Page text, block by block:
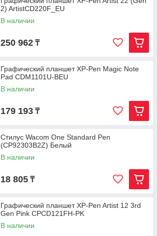
2) ArtistCD220F_EU
В наличии
250 962 ₸
Графический планшет XP-Pen Magic Note
Pad CDM1101U-BEU
В наличии
179 193 ₸
Стилус Wacom One Standard Pen
(CP92303B2Z) Белый
В наличии
18 805 ₸
Графический планшет XP-Pen Artist 12 3rd
Gen Pink CPCD121FH-PK
В наличии